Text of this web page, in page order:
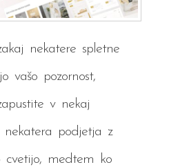
nekatere spletne
vašo pozornost,
v nekaj
nekatera podjetja z
cvetijo, medtem ko